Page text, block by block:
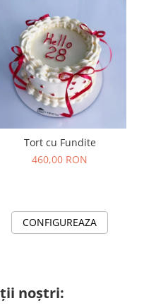
Tort cu Fundite
460,00 RON
CONFIGUREAZA
noștri: